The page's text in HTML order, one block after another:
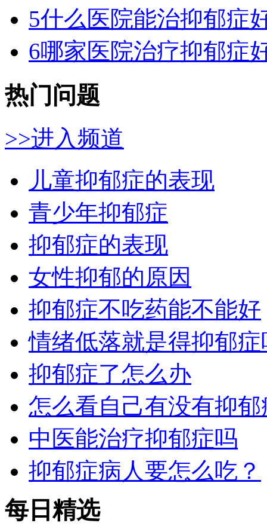
5什么医院能治抑郁症
6哪家医院治疗抑郁症
热门问题
>>进入频道
儿童抑郁症的表现
青少年抑郁症
抑郁症的表现
女性抑郁的原因
抑郁症不吃药能不能好
情绪低落就是得抑郁症
抑郁症了怎么办
怎么看自己有没有抑郁
中医能治疗抑郁症吗
抑郁症病人要怎么吃？
每日精选